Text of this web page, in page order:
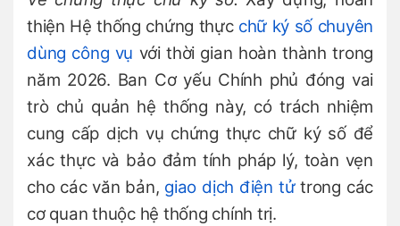
thiện Hệ thống chứng thực chữ ký số chuyên
dùng công vụ với thời gian hoàn thành trong
năm 2026. Ban Cơ yếu Chính phủ đóng vai
trò chủ quản hệ thống này, có trách nhiệm
cung cấp dịch vụ chứng thực chữ ký số để
xác thực và bảo đảm tính pháp lý, toàn vẹn
cho các văn bản, giao dịch điện tửtrong các
cơ quan thuộc hệ thống chính trị.